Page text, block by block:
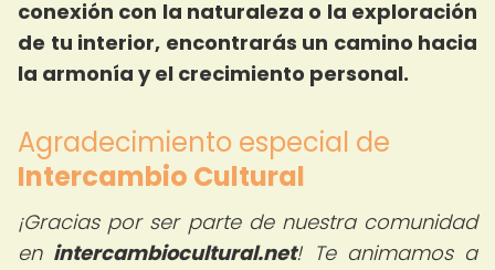
conexión con la naturaleza o la exploración
de tu interior, encontrarás un camino hacia
la armonía y el crecimiento personal.
Agradecimiento especial de
Intercambio Cultural
¡Gracias por ser parte de nuestra comunidad
en intercambiocultural.net! Te animamos a